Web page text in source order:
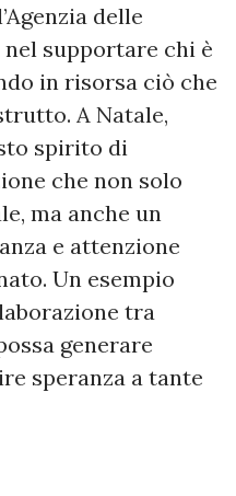
delle
supportare chi è
in risorsa ciò che
A Natale,
spirito di
che non solo
ma anche un
e attenzione
Un esempio
tra
generare
speranza a tante